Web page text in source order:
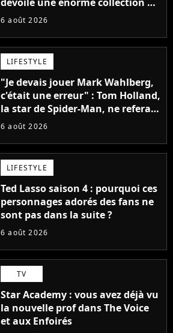
sneakers et je ne sais pas quoi en
6 août 2026
LIFESTYLE
"Je devais jouer Mark Wahlberg,
c'était une erreur" : Tom Holland,
la star de Spider-Man, ne referait
pas ce blockbuster
6 août 2026
LIFESTYLE
Ted Lasso saison 4 : pourquoi ces
personnages adorés des fans ne
sont pas dans la suite ?
6 août 2026
TV
Star Academy : vous avez déjà vu
la nouvelle prof dans The Voice
et aux Enfoirés